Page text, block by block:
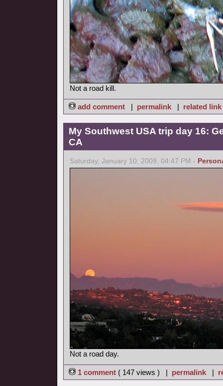
Not a road kill.
add comment | permalink | related link
My Southwest USA trip day 16:
CA
Saturday, January 10, 2009, 04:47 PM -
Not a road day.
1 comment ( 147 views ) | permalink |